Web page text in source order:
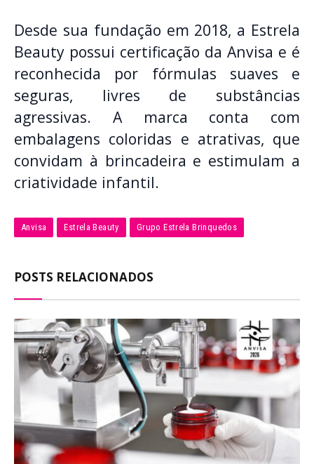
Desde sua fundação em 2018, a Estrela
Beauty possui certificação da Anvisa e é
reconhecida por fórmulas suaves e
seguras, livres de substâncias
agressivas. A marca conta com
embalagens coloridas e atrativas, que
convidam à brincadeira e estimulam a
criatividade infantil.
Anvisa Estrela Beauty Grupo Estrela Brinquedos
POSTS RELACIONADOS